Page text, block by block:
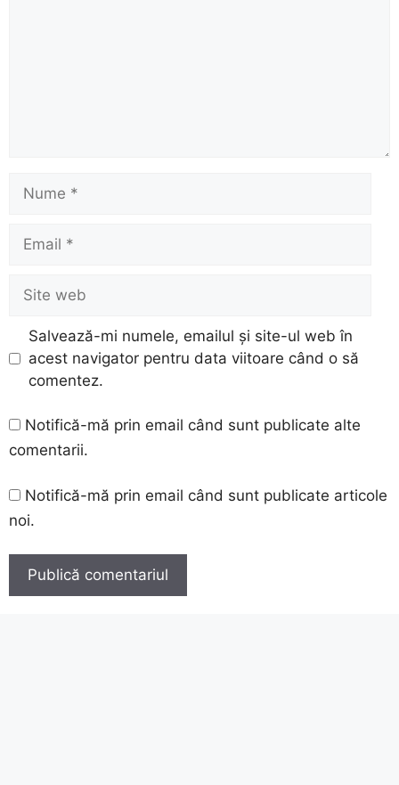
web
Salvează-mi numele, emailul și site-ul web în
acest navigator pentru data viitoare când o să
comentez.
Notifică-mă prin email când sunt publicate alte
comentarii.
Notifică-mă prin email când sunt publicate articole
noi.